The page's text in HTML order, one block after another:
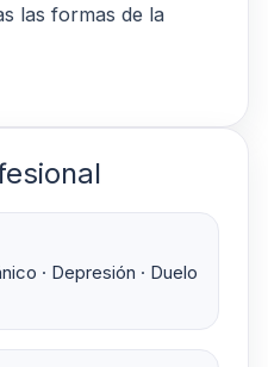
las formas de la
· Depresión · Duelo